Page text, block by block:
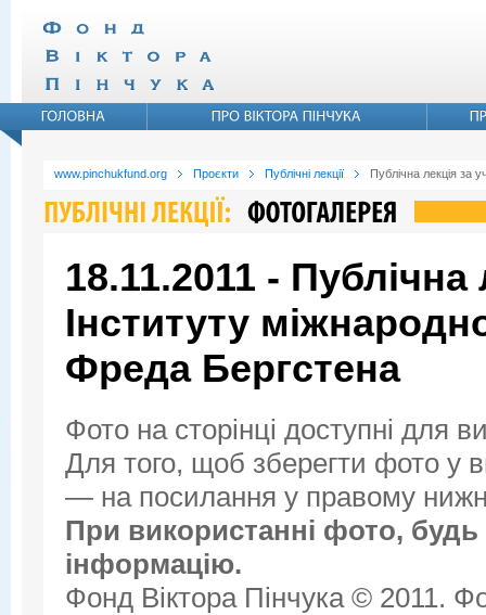
www.pinchukfund.org Проєкти Публічні лекції Публічна лекція за
18.11.2011 - Публічна
Інституту
Фреда Бергстена
Фото на сторінці доступні для
Для того, щоб зберегти фото у
— на посилання у правому
При використанні фото, будь
інформацію.
Фонд Віктора Пінчука © 2011.